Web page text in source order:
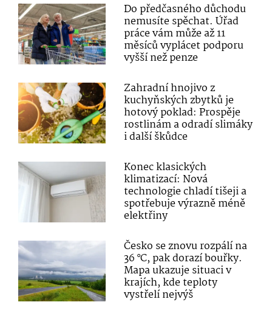
Do předčasného důchodu
nemusíte spěchat. Úřad
práce vám může až 11
měsíců vyplácet podporu
vyšší než penze
Zahradní hnojivo z
kuchyňských zbytků je
hotový poklad: Prospěje
rostlinám a odradí slimáky
i další škůdce
Konec klasických
klimatizací: Nová
technologie chladí tišeji a
spotřebuje výrazně méně
elektřiny
Česko se znovu rozpálí na
36 °C, pak dorazí bouřky.
Mapa ukazuje situaci v
krajích, kde teploty
vystřelí nejvýš